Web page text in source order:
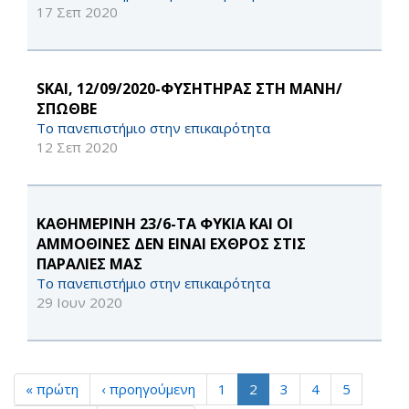
17 Σεπ 2020
SKAI, 12/09/2020-ΦΥΣΗΤΗΡΑΣ ΣΤΗ ΜΑΝΗ/
ΣΠΩΘΒΕ
Το πανεπιστήμιο στην επικαιρότητα
12 Σεπ 2020
ΚΑΘΗΜΕΡΙΝΗ 23/6-ΤΑ ΦΥΚΙΑ ΚΑΙ ΟΙ
ΑΜΜΟΘΙΝΕΣ ΔΕΝ ΕΙΝΑΙ ΕΧΘΡΟΣ ΣΤΙΣ
ΠΑΡΑΛΙΕΣ ΜΑΣ
Το πανεπιστήμιο στην επικαιρότητα
29 Ιουν 2020
« πρώτη ‹ προηγούμενη 1 2 3 4
5